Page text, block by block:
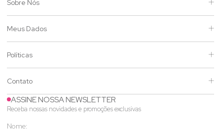
Sobre Nós
Meus Dados
Políticas
Contato
ASSINE NOSSA NEWSLETTER
Receba nossas novidades e promoções exclusivas